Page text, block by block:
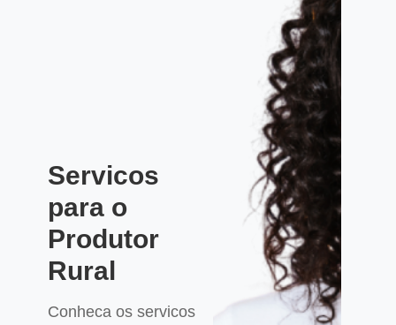
Servicos
para o
Produtor
Rural
Conheca os servicos